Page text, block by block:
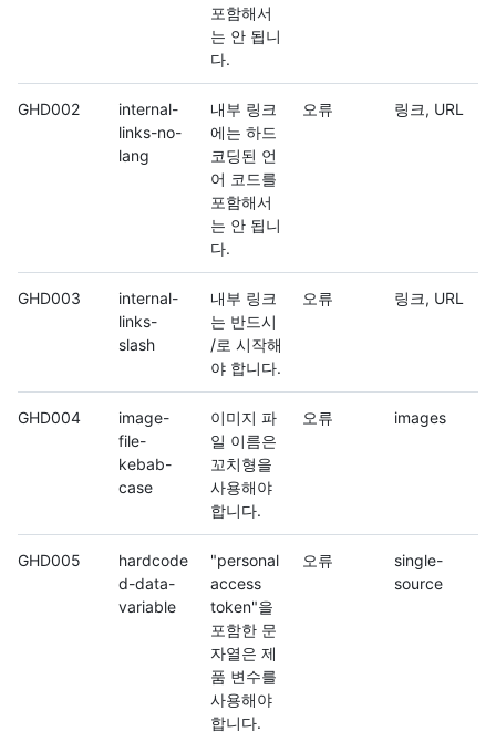
포함해서
는 안 됩니
다.
GHD002
internal-
links-no-
lang
내부 링크
에는 하드
코딩된 언
어 코드를
포함해서
는 안 됩니
다.
오류 링크, URL
GHD003
internal-
links-
slash
내부 링크
는 반드시
/로 시작해
야 합니다.
오류 링크, URL
GHD004
image-
file-
kebab-
case
이미지 파
일 이름은
꼬치형을
사용해야
합니다.
오류 images
GHD005
hardcode
d-data-
variable
"personal
access
token"을
포함한 문
자열은 제
품 변수를
사용해야
합니다.
오류
single-
source